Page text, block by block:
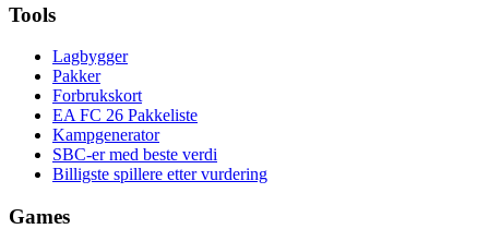
Tools
Lagbygger
Pakker
Forbrukskort
EA FC 26 Pakkeliste
Kampgenerator
SBC-er med beste verdi
Billigste spillere etter vurdering
Games